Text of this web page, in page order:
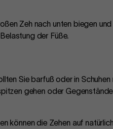
Zeh nach unten biegen
der Füße.
Sie barfuß oder in
gehen oder
können die Zehen auf